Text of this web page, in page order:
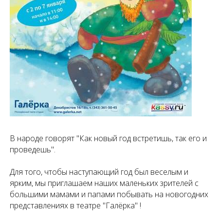
В народе говорят "Как новый год встретишь, так его и
проведешь".
Для того, чтобы наступающий год был веселым и
ярким, мы приглашаем наших маленьких зрителей с
большими мамами и папами побывать на новогодних
представлениях в театре "Галёрка" !